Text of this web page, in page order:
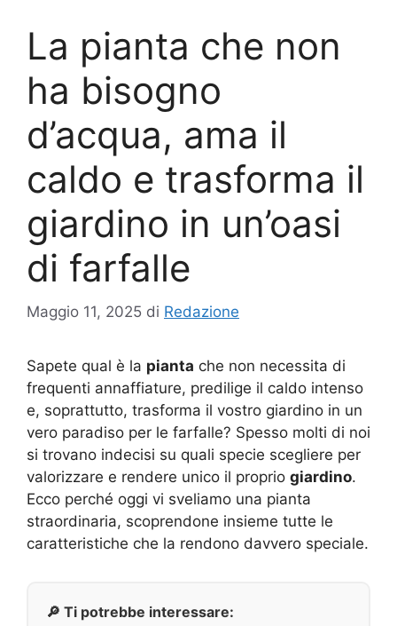
La pianta che non
ha bisogno
d’acqua, ama il
caldo e trasforma il
giardino in un’oasi
di farfalle
Maggio 11, 2025 di Redazione
Sapete qual è la pianta che non necessita di
frequenti annaffiature, predilige il caldo intenso
e, soprattutto, trasforma il vostro giardino in un
vero paradiso per le farfalle? Spesso molti di noi
si trovano indecisi su quali specie scegliere per
valorizzare e rendere unico il proprio giardino.
Ecco perché oggi vi sveliamo una pianta
straordinaria, scoprendone insieme tutte le
caratteristiche che la rendono davvero speciale.
🔎 Ti potrebbe interessare: